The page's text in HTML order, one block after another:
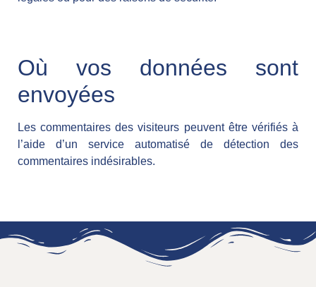
Où vos données sont
envoyées
Les commentaires des visiteurs peuvent être vérifiés à
l’aide d’un service automatisé de détection des
commentaires indésirables.